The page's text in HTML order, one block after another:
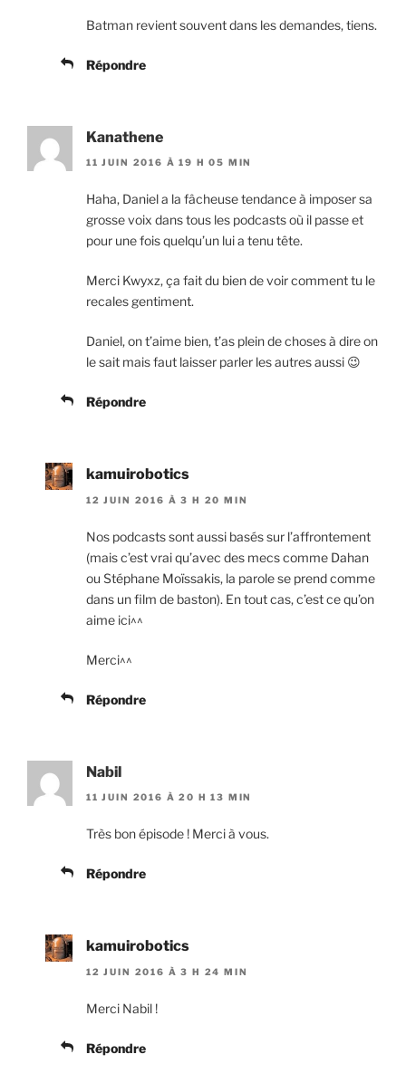
Batman revient souvent dans les demandes, tiens.
Répondre
Kanathene
11 JUIN 2016 À 19 H 05 MIN
Haha, Daniel a la fâcheuse tendance à imposer sa
grosse voix dans tous les podcasts où il passe et
pour une fois quelqu’un lui a tenu tête.
Merci Kwyxz, ça fait du bien de voir comment tu le
recales gentiment.
Daniel, on t’aime bien, t’as plein de choses à dire on
le sait mais faut laisser parler les autres aussi 😉
Répondre
kamuirobotics
12 JUIN 2016 À 3 H 20 MIN
Nos podcasts sont aussi basés sur l’affrontement
(mais c’est vrai qu’avec des mecs comme Dahan
ou Stéphane Moïssakis, la parole se prend comme
dans un film de baston). En tout cas, c’est ce qu’on
aime ici^^
Merci^^
Répondre
Nabil
11 JUIN 2016 À 20 H 13 MIN
Très bon épisode ! Merci à vous.
Répondre
kamuirobotics
12 JUIN 2016 À 3 H 24 MIN
Merci Nabil !
Répondre